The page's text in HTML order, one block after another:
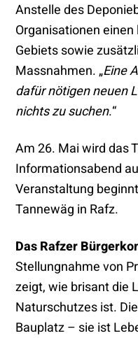
Anstelle des
Organisationen
Gebiets sowie
Massnahmen. „Eine
dafür nötigen neuen
nichts zu suchen.“
Am 26. Mai wird das
Informationsabend
Veranstaltung
Tannewäg in Rafz.
Das Rafzer
Stellungnahme von
zeigt, wie brisant die
Naturschutzes ist.
Bauplatz – sie ist